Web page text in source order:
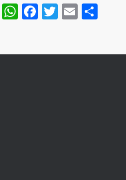
WhatsApp
Facebook
Twitter
Email